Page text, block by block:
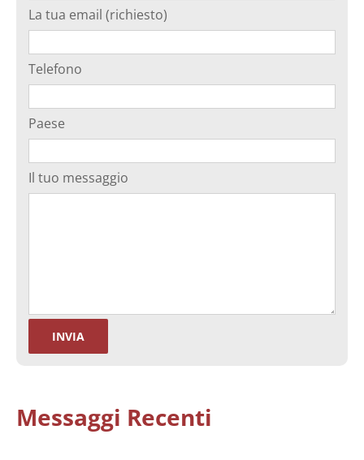
La tua email (richiesto)
Telefono
Paese
Il tuo messaggio
Messaggi Recenti